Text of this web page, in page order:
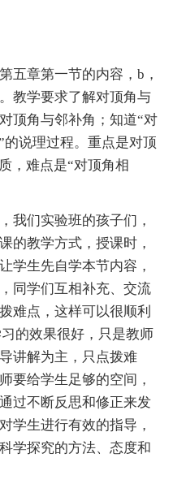
章第一节的内容，b，
教学要求了解对顶角与
顶角与邻补角；知道“对
的说理过程。重点是对顶
，难点是“对顶角相
们实验班的孩子们，
的教学方式，授课时，
学生先自学本节内容，
同学们互相补充、交流
难点，这样可以很顺利
的效果很好，只是教师
讲解为主，只点拨难
要给学生足够的空间，
过不断反思和修正来发
学生进行有效的指导，
学探究的方法、态度和